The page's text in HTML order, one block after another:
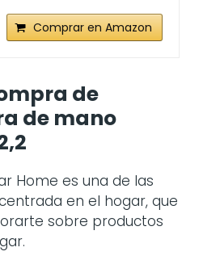
Comprar en Amazon
de
de mano
Home es una de las
en el hogar, que
sobre productos